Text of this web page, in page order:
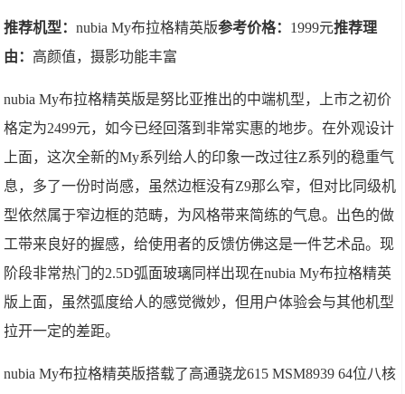
推荐机型：nubia My布拉格精英版参考价格： 1999元推荐理
由： 高颜值，摄影功能丰富
nubia My布拉格精英版是努比亚推出的中端机型，上市之初价
格定为2499元，如今已经回落到非常实惠的地步。在外观设计
上面，这次全新的My系列给人的印象一改过往Z系列的稳重气
息，多了一份时尚感，虽然边框没有Z9那么窄，但对比同级机
型依然属于窄边框的范畴，为风格带来简练的气息。出色的做
工带来良好的握感，给使用者的反馈仿佛这是一件艺术品。现
阶段非常热门的2.5D弧面玻璃同样出现在nubia My布拉格精英
版上面，虽然弧度给人的感觉微妙，但用户体验会与其他机型
拉开一定的差距。
nubia My布拉格精英版搭载了高通骁龙615 MSM8939 64位八核